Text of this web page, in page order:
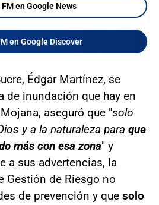
FM en Google News
en Google Discover
Édgar Martínez, se
de inundación que hay en
aseguró que "solo
y a la naturaleza para que
más con esa zona" y
a sus advertencias, la
Gestión de Riesgo no
de prevención y que solo